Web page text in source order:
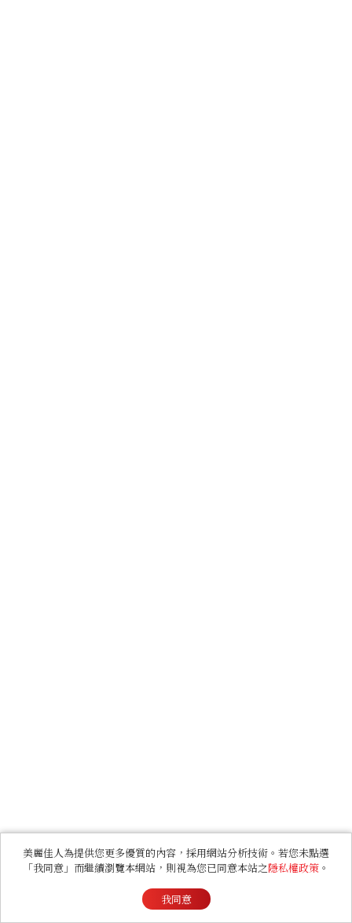
美麗佳人為提供您更多優質的內容，採用網站分析技術。若您未點選
「我同意」而繼續瀏覽本網站，則視為您已同意本站之隱私權政策 。
我同意